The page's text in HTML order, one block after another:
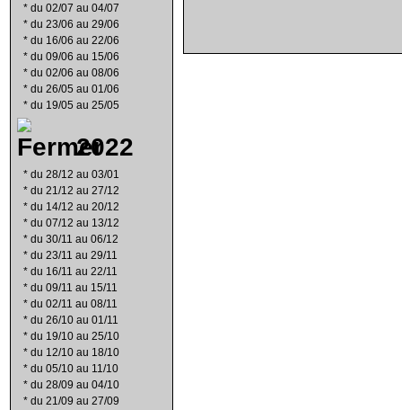
* du 02/07 au 04/07
* du 23/06 au 29/06
* du 16/06 au 22/06
* du 09/06 au 15/06
* du 02/06 au 08/06
* du 26/05 au 01/06
* du 19/05 au 25/05
2022
* du 28/12 au 03/01
* du 21/12 au 27/12
* du 14/12 au 20/12
* du 07/12 au 13/12
* du 30/11 au 06/12
* du 23/11 au 29/11
* du 16/11 au 22/11
* du 09/11 au 15/11
* du 02/11 au 08/11
* du 26/10 au 01/11
* du 19/10 au 25/10
* du 12/10 au 18/10
* du 05/10 au 11/10
* du 28/09 au 04/10
* du 21/09 au 27/09